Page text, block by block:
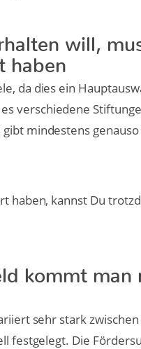
will,
haben
da dies ein
verschiedene
mindestens
haben, kannst Du
kommt man
sehr stark
festgelegt. Die